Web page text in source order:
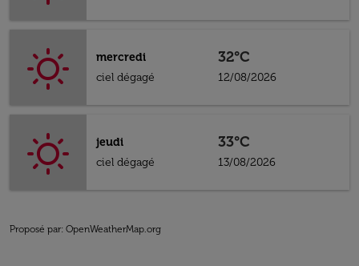
mercredi
ciel dégagé
32°C
12/08/2026
jeudi
ciel dégagé
33°C
13/08/2026
Proposé par: OpenWeatherMap.org